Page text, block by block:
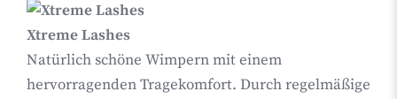
Xtreme Lashes
Natürlich schöne Wimpern mit einem
hervorragenden Tragekomfort. Durch regelmäßige